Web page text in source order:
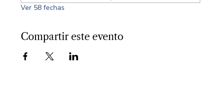
Ver 58 fechas
Compartir este evento